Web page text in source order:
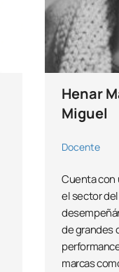
Henar
Miguel
Docente
Cuenta con
el sector
de grandes
marcas